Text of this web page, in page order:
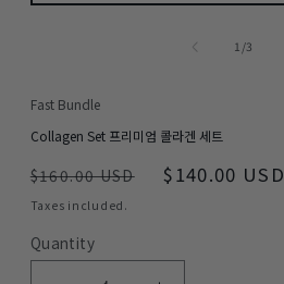
Open
1 /of3
Fast Bundle
Collagen Set 프리미엄 콜라겐 세트
Regular
price
$160.00 USD
Sale
$140.00 USD
Taxes included.
Quantity